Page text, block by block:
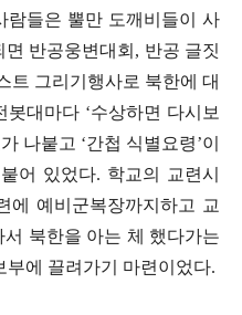
람들은 뿔만 도깨비들이 사
면 반공웅변대회 , 반공 글짓
트 그리기행사로 북한에 대
봇대마다 ‘수상하면 다시보
나붙고 ‘간첩 식별요령’이
어 있었다. 학교의 교련시
에 예비군복장까지하고 교
서 북한을 아는 체 했다가는
부에 끌려가기 마련이었다.